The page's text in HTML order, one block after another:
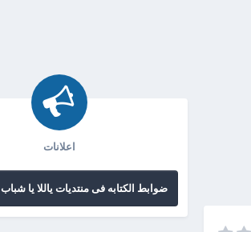
اعلانات
ضوابط الكتابه فى منتديات ياللا يا شباب